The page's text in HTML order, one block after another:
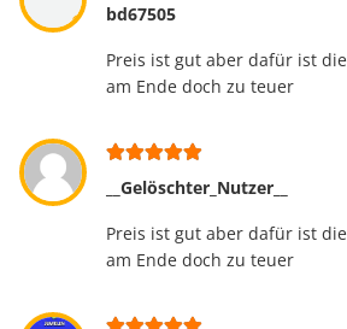
bd67505
Preis ist gut aber dafür ist
am Ende doch zu teuer
__Gelöschter_Nutzer__
Preis ist gut aber dafür ist
am Ende doch zu teuer